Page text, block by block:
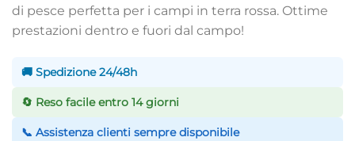
di pesce perfetta per i campi in terra rossa. Ottime
prestazioni dentro e fuori dal campo!
🚚 Spedizione 24/48h
🔄 Reso facile entro 14 giorni
📞 Assistenza clienti sempre disponibile